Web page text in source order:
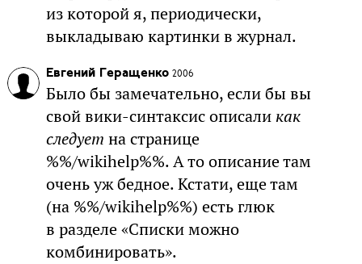
из которой я, периодически,
выкладываю картинки в журнал.
Евгений Геращенко 2006
Было бы замечательно, если бы вы
свой вики-синтаксис описали как
следует на странице
%%/wikihelp%%. А то описание там
очень уж бедное. Кстати, еще там
(на %%/wikihelp%%) есть глюк
в разделе «Списки можно
комбинировать».